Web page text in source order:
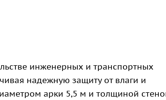
инженерных и транспортных
надежную защиту от влаги и
арки 5,5 м и толщиной